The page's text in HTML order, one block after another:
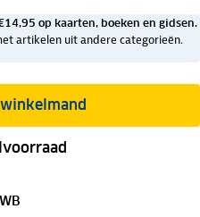
op kaarten, boeken en gidsen.
artikelen uit andere categorieën.